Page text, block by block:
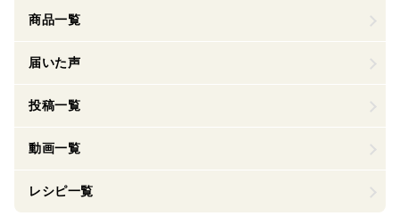
商品一覧
届いた声
投稿一覧
動画一覧
レシピ一覧